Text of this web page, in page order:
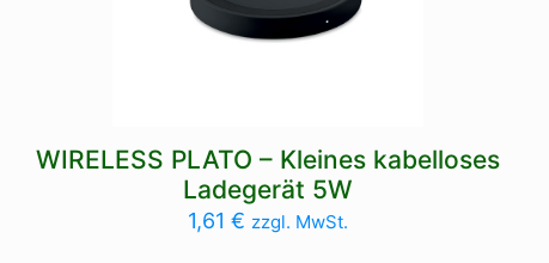
WIRELESS PLATO – Kleines kabelloses
Ladegerät 5W
1,61 € zzgl. MwSt.